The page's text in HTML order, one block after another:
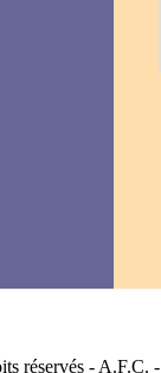
réservés - A.F.C. -